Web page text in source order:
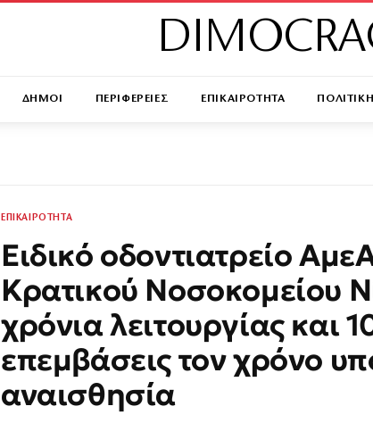
ΔΗΜΟΙ ΠΕΡΙΦΕΡΕΙΕΣ ΕΠΙΚΑΙΡΟΤΗΤΑ ΠΟΛΙΤΙΚΗ
ΕΠΙΚΑΙΡΟΤΗΤΑ
Ειδικό οδοντιατρείο
Κρατικού Νοσοκομείου
χρόνια λειτουργίας και
επεμβάσεις τον χρόνο
αναισθησία